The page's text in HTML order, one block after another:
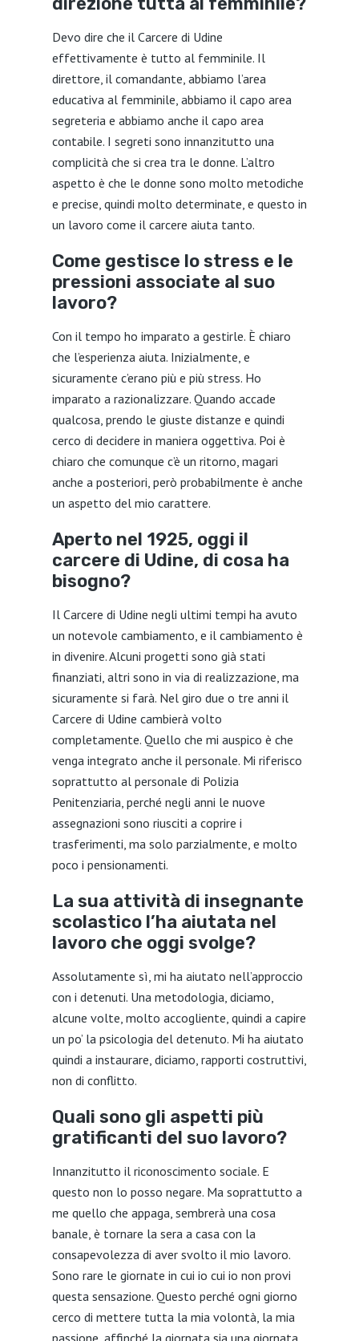
Devo dire che il Carcere di Udine
effettivamente è tutto al femminile. Il
direttore, il comandante, abbiamo l’area
educativa al femminile, abbiamo il capo area
segreteria e abbiamo anche il capo area
contabile. I segreti sono innanzitutto una
complicità che si crea tra le donne. L’altro
aspetto è che le donne sono molto metodiche
e precise, quindi molto determinate, e questo in
un lavoro come il carcere aiuta tanto.
Come gestisce lo stress e le
pressioni associate al suo
lavoro?
Con il tempo ho imparato a gestirle. È chiaro
che l’esperienza aiuta. Inizialmente, e
sicuramente c’erano più e più stress. Ho
imparato a razionalizzare. Quando accade
qualcosa, prendo le giuste distanze e quindi
cerco di decidere in maniera oggettiva. Poi è
chiaro che comunque c’è un ritorno, magari
anche a posteriori, però probabilmente è anche
un aspetto del mio carattere.
Aperto nel 1925, oggi il
carcere di Udine, di cosa ha
bisogno?
Il Carcere di Udine negli ultimi tempi ha avuto
un notevole cambiamento, e il cambiamento è
in divenire. Alcuni progetti sono già stati
finanziati, altri sono in via di realizzazione, ma
sicuramente si farà. Nel giro due o tre anni il
Carcere di Udine cambierà volto
completamente. Quello che mi auspico è che
venga integrato anche il personale. Mi riferisco
soprattutto al personale di Polizia
Penitenziaria, perché negli anni le nuove
assegnazioni sono riusciti a coprire i
trasferimenti, ma solo parzialmente, e molto
poco i pensionamenti.
La sua attività di insegnante
scolastico l’ha aiutata nel
lavoro che oggi svolge?
Assolutamente sì, mi ha aiutato nell’approccio
con i detenuti. Una metodologia, diciamo,
alcune volte, molto accogliente, quindi a capire
un po’ la psicologia del detenuto. Mi ha aiutato
quindi a instaurare, diciamo, rapporti costruttivi,
non di conflitto.
Quali sono gli aspetti più
gratificanti del suo lavoro?
Innanzitutto il riconoscimento sociale. E
questo non lo posso negare. Ma soprattutto a
me quello che appaga, sembrerà una cosa
banale, è tornare la sera a casa con la
consapevolezza di aver svolto il mio lavoro.
Sono rare le giornate in cui io cui io non provi
questa sensazione. Questo perché ogni giorno
cerco di mettere tutta la mia volontà, la mia
passione, affinché la giornata sia una giornata